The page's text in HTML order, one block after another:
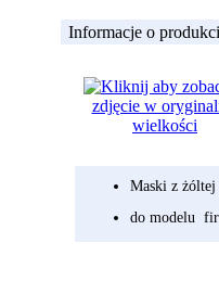
Informacje o
Maski z
do modelu